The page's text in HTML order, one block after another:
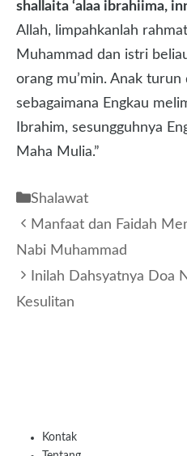
shallaita ‘alaa ibrahiima,
Allah, limpahkanlah
Muhammad dan istri
orang mu’min. Anak
sebagaimana Engkau
Ibrahim, sesungguhnya
Maha Mulia.”
Kategori
Shalawat
Manfaat dan Faidah
Nabi Muhammad
Inilah Dahsyatnya Doa
Kesulitan
Kontak